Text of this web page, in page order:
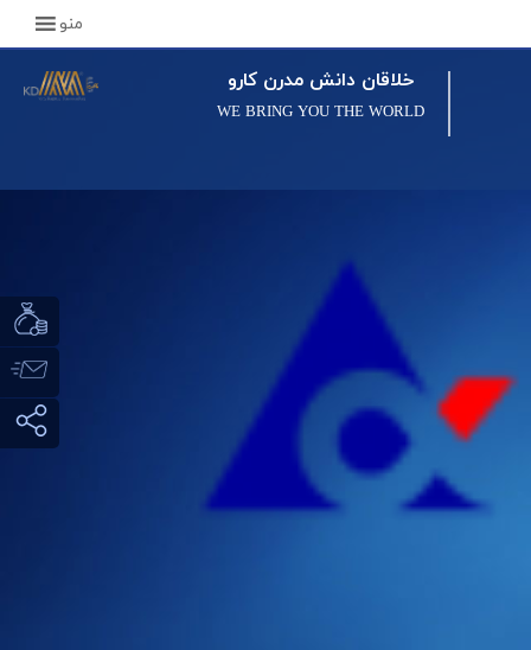
خلاقان دانش مدرن کارو
WE BRING YOU THE WORLD
منو